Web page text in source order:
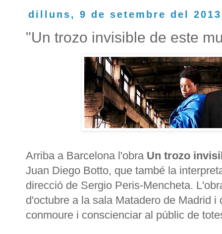
dilluns, 9 de setembre del 2013
"Un trozo invisible de este
Arriba a Barcelona l'obra Un trozo
Juan Diego Botto, que també la
direcció de Sergio Peris-Mencheta.
d'octubre a la sala Matadero de Madrid
conmoure i conscienciar al públic de